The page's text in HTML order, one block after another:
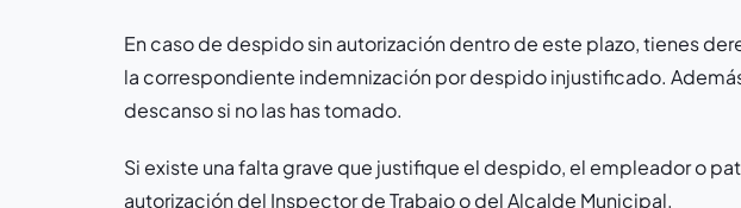
En caso de despido sin autorización dentro de este plazo, tienes
la correspondiente indemnización por despido injustificado.
descanso si no las has tomado.
Si existe una falta grave que justifique el despido, el empleador o
autorización del Inspector de Trabajo o del Alcalde Municipal.